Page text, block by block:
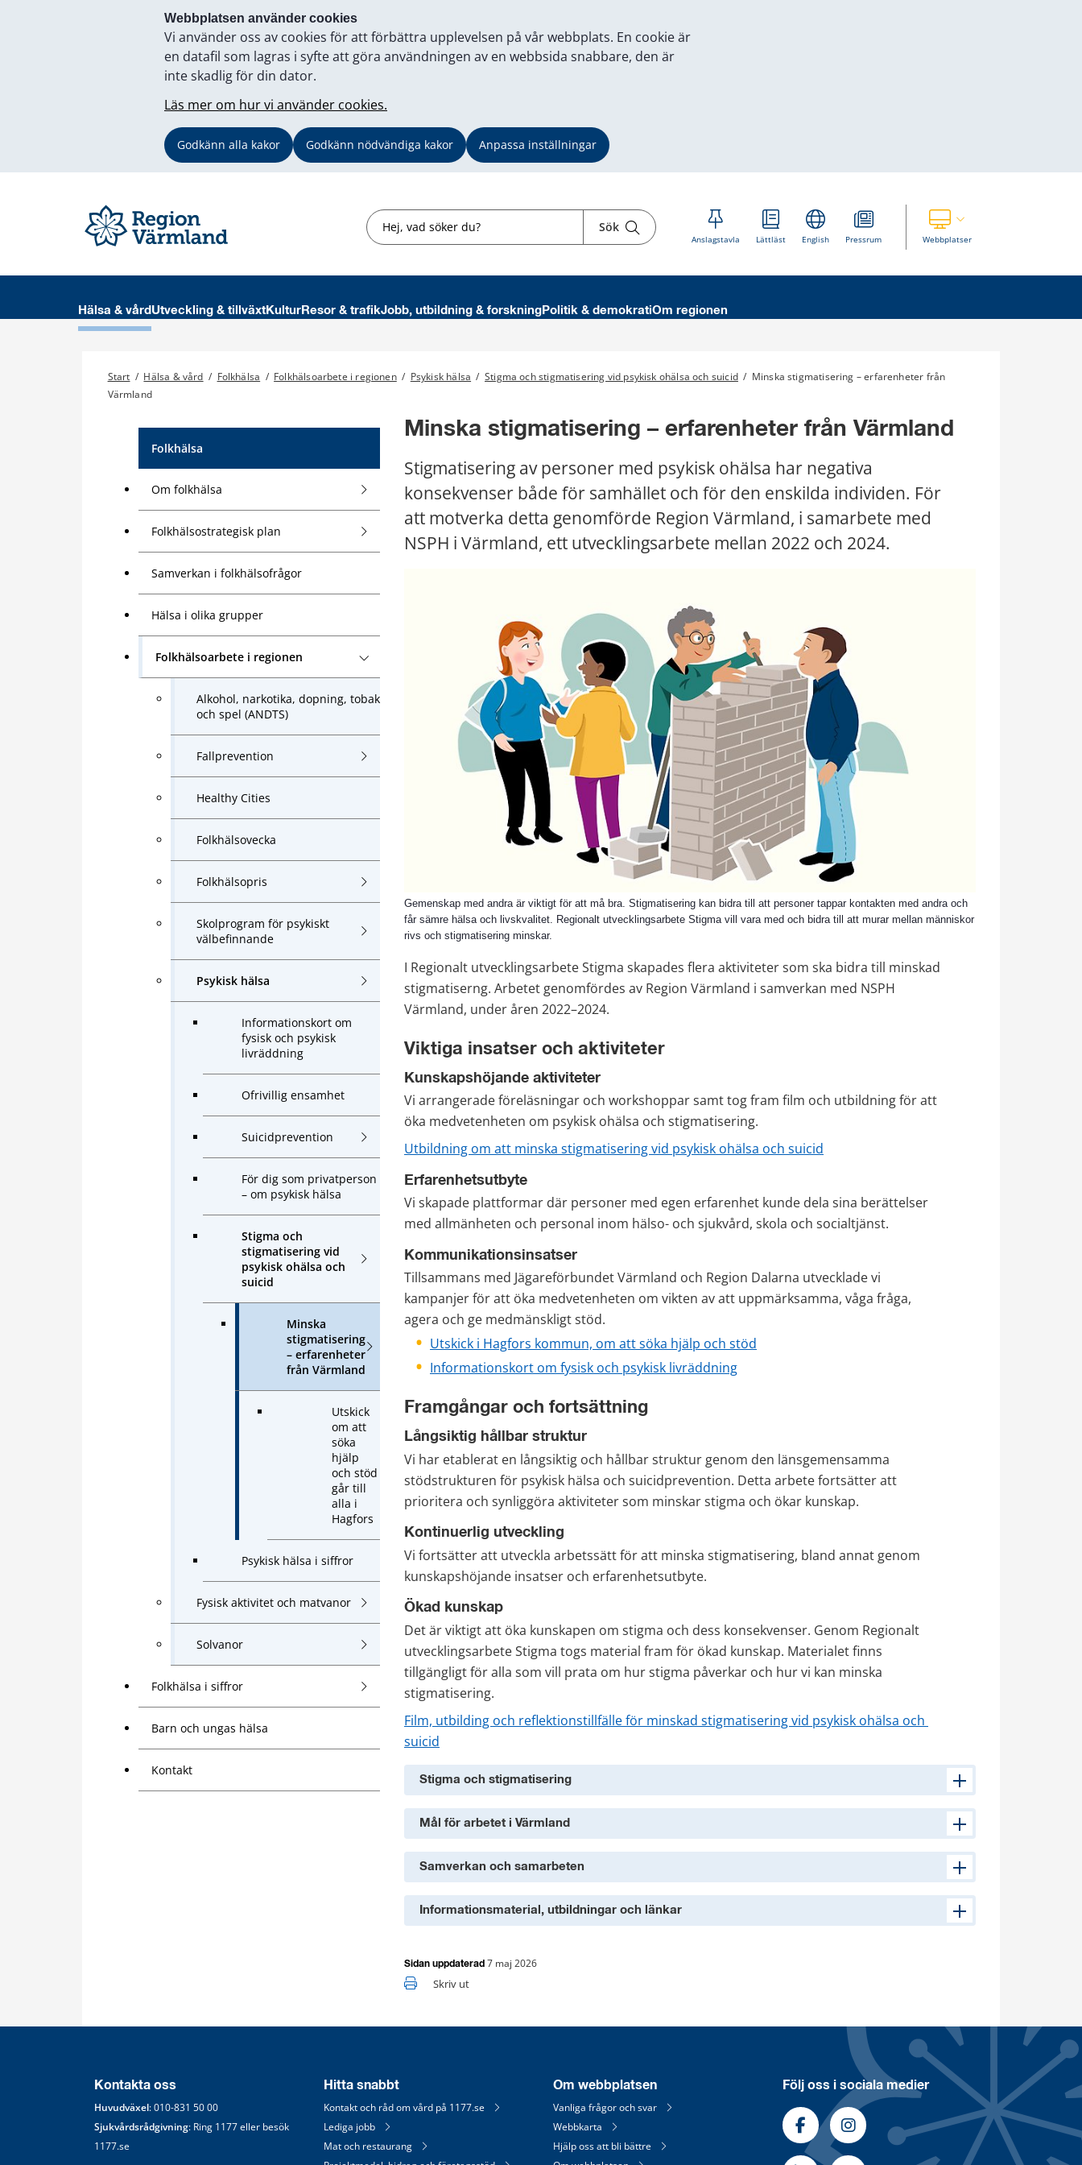
Webbplatsen använder cookies
Vi använder oss av cookies för att förbättra upplevelsen på vår webbplats. En cookie är
en datafil som lagras i syfte att göra användningen av en webbsida snabbare, den är
inte skadlig för din dator.
Läs mer om hur vi använder cookies.
Godkänn alla kakor Godkänn nödvändiga kakor Anpassa inställningar
Sök Sök
Anslagstavla Lättläst English Pressrum WebbplatserVisa våra andra webbplatser
Hälsa & vård Utveckling & tillväxtKulturResor & trafikJobb, utbildning & forskningPolitik & demokratiOm regionen
Start / Hälsa & vård / Folkhälsa / Folkhälsoarbete i regionen / Psykisk hälsa / Stigma och stigmatisering vid psykisk ohälsa och suicid / Minska stigmatisering – erfarenheter från
Värmland
Folkhälsa
Om folkhälsa
Folkhälsostrategisk plan
Samverkan i folkhälsofrågor
Hälsa i olika grupper
Folkhälsoarbete i regionen
Alkohol, narkotika, dopning, tobak
och spel (ANDTS)
Fallprevention
Healthy Cities
Folkhälsovecka
Folkhälsopris
Skolprogram för psykiskt
välbefinnande
Psykisk hälsa
Informationskort om
fysisk och psykisk
livräddning
Ofrivillig ensamhet
Suicidprevention
För dig som privatperson
– om psykisk hälsa
Stigma och
stigmatisering vid
psykisk ohälsa och
suicid
Minska
stigmatisering
– erfarenheter
från Värmland
Utskick
om att
söka
hjälp
och stöd
går till
alla i
Hagfors
Psykisk hälsa i siffror
Fysisk aktivitet och matvanor
Solvanor
Folkhälsa i siffror
Barn och ungas hälsa
Kontakt
Minska stigmatisering – erfarenheter från Värmland
Stigmatisering av personer med psykisk ohälsa har negativa
konsekvenser både för samhället och för den enskilda individen. För
att motverka detta genomförde Region Värmland, i samarbete med
NSPH i Värmland, ett utvecklingsarbete mellan 2022 och 2024.
Gemenskap med andra är viktigt för att må bra. Stigmatisering kan bidra till att personer tappar kontakten med andra och
får sämre hälsa och livskvalitet. Regionalt utvecklingsarbete Stigma vill vara med och bidra till att murar mellan människor
rivs och stigmatisering minskar.
I Regionalt utvecklingsarbete Stigma skapades flera aktiviteter som ska bidra till minskad
stigmatiserng. Arbetet genomfördes av Region Värmland i samverkan med NSPH
Värmland, under åren 2022–2024.
Viktiga insatser och aktiviteter
Kunskapshöjande aktiviteter
Vi arrangerade föreläsningar och workshoppar samt tog fram film och utbildning för att
öka medvetenheten om psykisk ohälsa och stigmatisering.
Utbildning om att minska stigmatisering vid psykisk ohälsa och suicid
Erfarenhetsutbyte
Vi skapade plattformar där personer med egen erfarenhet kunde dela sina berättelser
med allmänheten och personal inom hälso- och sjukvård, skola och socialtjänst.
Kommunikationsinsatser
Tillsammans med Jägareförbundet Värmland och Region Dalarna utvecklade vi
kampanjer för att öka medvetenheten om vikten av att uppmärksamma, våga fråga,
agera och ge medmänskligt stöd.
Utskick i Hagfors kommun, om att söka hjälp och stöd
Informationskort om fysisk och psykisk livräddning
Framgångar och fortsättning
Långsiktig hållbar struktur
Vi har etablerat en långsiktig och hållbar struktur genom den länsgemensamma
stödstrukturen för psykisk hälsa och suicidprevention. Detta arbete fortsätter att
prioritera och synliggöra aktiviteter som minskar stigma och ökar kunskap.
Kontinuerlig utveckling
Vi fortsätter att utveckla arbetssätt för att minska stigmatisering, bland annat genom
kunskapshöjande insatser och erfarenhetsutbyte.
Ökad kunskap
Det är viktigt att öka kunskapen om stigma och dess konsekvenser. Genom Regionalt
utvecklingsarbete Stigma togs material fram för ökad kunskap. Materialet finns
tillgängligt för alla som vill prata om hur stigma påverkar och hur vi kan minska
stigmatisering.
Film, utbilding och reflektionstillfälle för minskad stigmatisering vid psykisk ohälsa och
suicid
Stigma och stigmatisering
Mål för arbetet i Värmland
Samverkan och samarbeten
Informationsmaterial, utbildningar och länkar
Sidan uppdaterad 7 maj 2026
Skriv ut
Kontakta oss
Huvudväxel: 010-831 50 00
Sjukvårdsrådgivning: Ring 1177 eller besök
1177.se
Hitta snabbt
Kontakt och råd om vård på 1177.se
Lediga jobb
Mat och restaurang
Om webbplatsen
Vanliga frågor och svar
Webbkarta
Hjälp oss att bli bättre
Följ oss i sociala medier